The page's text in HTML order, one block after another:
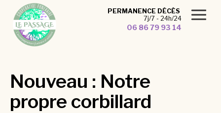
Panneau de gestion des cookies
PERMANENCE DÉCÈS
7j/7 - 24h/24
06 86 79 93 14
Nouveau : Notre
propre corbillard